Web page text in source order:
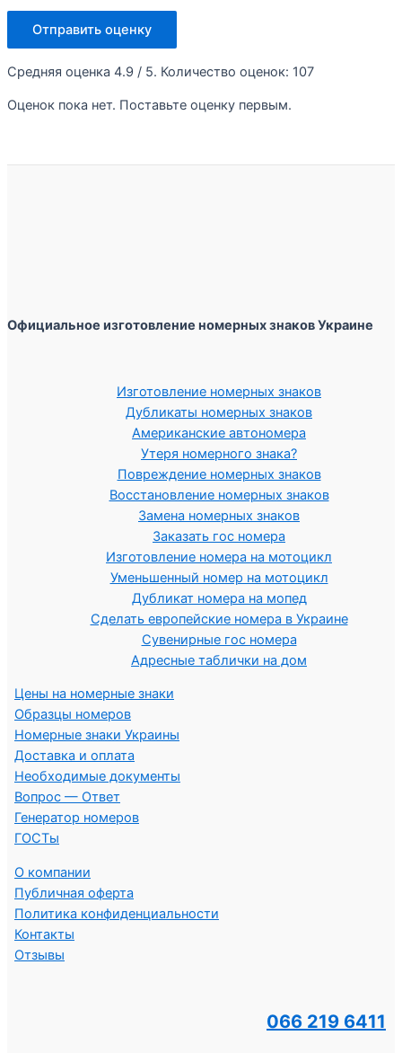
Отправить оценку
Средняя оценка 4.9 / 5. Количество оценок: 107
Оценок пока нет. Поставьте оценку первым.
Официальное изготовление номерных знаков Украине
Изготовление номерных знаков
Дубликаты номерных знаков
Американские автономера
Утеря номерного знака?
Повреждение номерных знаков
Восстановление номерных знаков
Замена номерных знаков
Заказать гос номера
Изготовление номера на мотоцикл
Уменьшенный номер на мотоцикл
Дубликат номера на мопед
Сделать европейские номера в Украине
Сувенирные гос номера
Адресные таблички на дом
Цены на номерные знаки
Образцы номеров
Номерные знаки Украины
Доставка и оплата
Необходимые документы
Вопрос — Ответ
Генератор номеров
ГОСТы
О компании
Публичная оферта
Политика конфиденциальности
Контакты
Отзывы
066 219 6411